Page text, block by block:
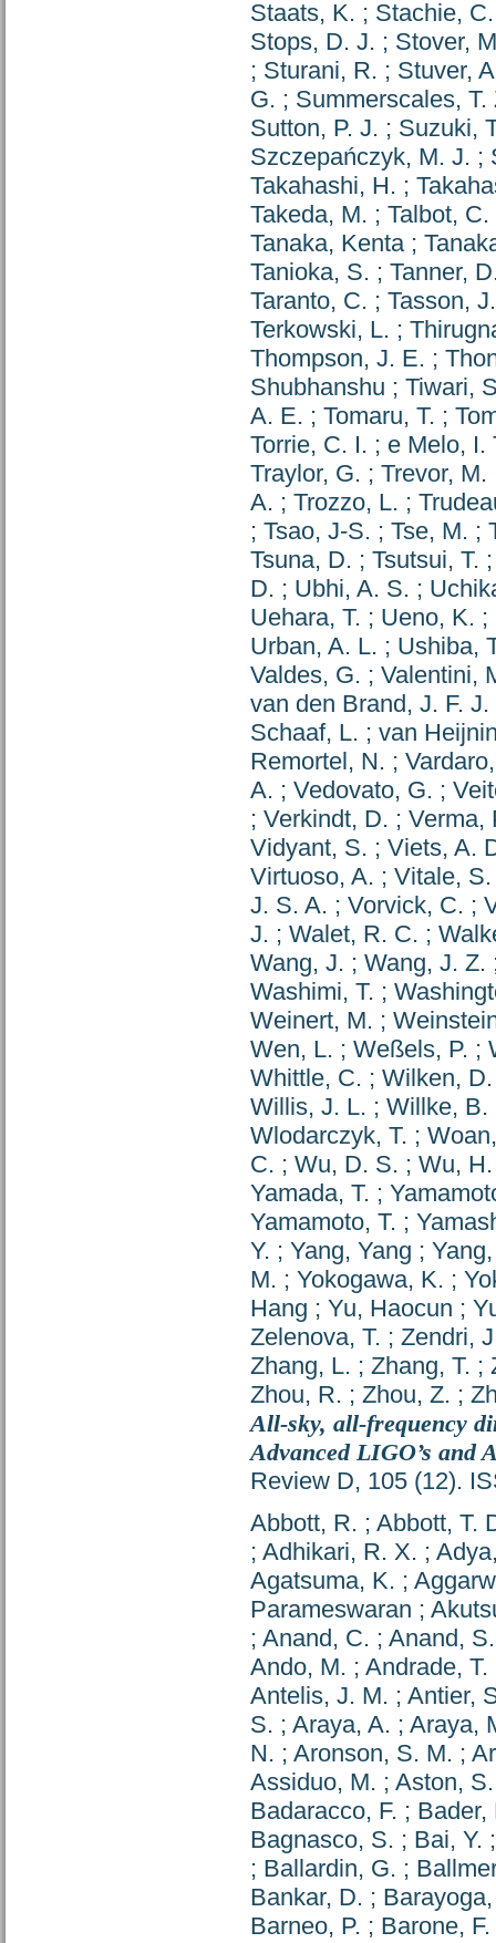
Staats, K. ; Stachie, C.
Stops, D. J. ; Stover,
; Sturani, R. ; Stuver,
G. ; Summerscales, T.
Sutton, P. J. ; Suzuki,
Szczepańczyk, M. J. ;
Takahashi, H. ;
Takeda, M. ; Talbot, C.
Tanaka, Kenta;
Tanioka, S. ; Tanner,
Taranto, C. ; Tasson,
Terkowski, L. ;
Thompson, J. E. ;
Shubhanshu ; Tiwari,
A. E. ; Tomaru, T. ;
Torrie, C. I. ; e Melo, I.
Traylor, G. ; Trevor, M.
A. ; Trozzo, L. ;
; Tsao, J-S. ; Tse, M. ;
Tsuna, D. ; Tsutsui, T.
D. ; Ubhi, A. S. ;
Uehara, T. ; Ueno, K. ;
Urban, A. L. ; Ushiba,
Valdes, G. ; Valentini,
van den Brand, J. F. J.
Schaaf, L. ; van
Remortel, N. ;
A. ; Vedovato, G. ;
; Verkindt, D. ; Verma,
Vidyant, S. ; Viets, A.
Virtuoso, A. ; Vitale, S.
J. S. A. ; Vorvick, C. ;
J. ; Walet, R. C. ;
Wang, J. ; Wang, J. Z.
Washimi, T. ;
Weinert, M. ;
Wen, L. ; Weßels, P. ;
Whittle, C. ; Wilken, D.
Willis, J. L. ; Willke, B.
Wlodarczyk, T. ;
C. ; Wu, D. S. ; Wu, H.
Yamada, T. ;
Yamamoto, T. ;
Y. ; Yang, Yang ;
M. ; Yokogawa, K. ;
Hang ; Yu, Haocun ;
Zelenova, T. ; Zendri,
Zhang, L. ; Zhang, T. ;
Zhou, R. ; Zhou, Z. ;
All-sky, all-frequency
Advanced LIGO’s and
Review D, 105 (12).
Abbott, R. ; Abbott, T.
; Adhikari, R. X. ;
Agatsuma, K. ;
Parameswaran ;
; Anand, C. ; Anand, S.
Ando, M. ; Andrade, T.
Antelis, J. M. ; Antier,
S. ; Araya, A. ; Araya,
N. ; Aronson, S. M. ;
Assiduo, M. ; Aston,
Badaracco, F. ; Bader,
Bagnasco, S. ; Bai, Y.
; Ballardin, G. ;
Bankar, D. ;
Barneo, P. ; Barone, F.